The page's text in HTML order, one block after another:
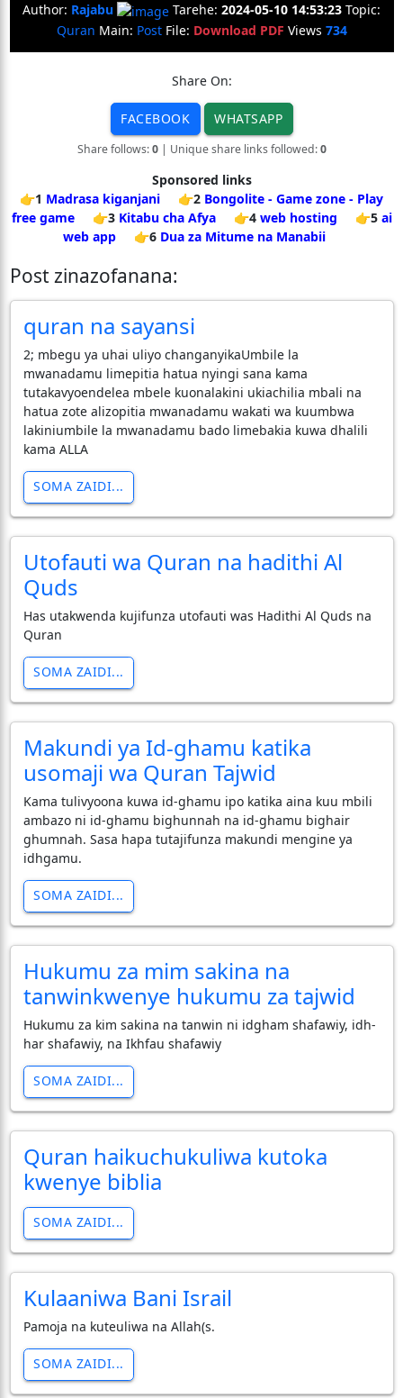
Author: Rajabu Tarehe: 2024-05-10 14:53:23 Topic:
Quran Main: PostFile: Download PDF Views 734
Share On:
FACEBOOK WHATSAPP
Share follows:0| Unique share links followed:0
Sponsored links
👉1 Madrasa kiganjani 👉2 Bongolite - Game zone - Play
free game
👉3 Kitabu cha Afya 👉4 web hosting 👉5 ai
web app
👉6 Dua za Mitume na Manabii
Post zinazofanana:
quran na sayansi
2; mbegu ya uhai uliyo changanyikaUmbile la
mwanadamu limepitia hatua nyingi sana kama
tutakavyoendelea mbele kuonalakini ukiachilia mbali na
hatua zote alizopitia mwanadamu wakati wa kuumbwa
lakiniumbile la mwanadamu bado limebakia kuwa dhalili
kama ALLA
SOMA ZAIDI...
Utofauti wa Quran na hadithi Al
Quds
Has utakwenda kujifunza utofauti was Hadithi Al Quds na
Quran
SOMA ZAIDI...
Makundi ya Id-ghamu katika
usomaji wa Quran Tajwid
Kama tulivyoona kuwa id-ghamu ipo katika aina kuu mbili
ambazo ni id-ghamu bighunnah na id-ghamu bighair
ghumnah. Sasa hapa tutajifunza makundi mengine ya
idhgamu.
SOMA ZAIDI...
Hukumu za mim sakina na
tanwinkwenye hukumu za tajwid
Hukumu za kim sakina na tanwin ni idgham shafawiy, idh-
har shafawiy, na Ikhfau shafawiy
SOMA ZAIDI...
Quran haikuchukuliwa kutoka
kwenye biblia
SOMA ZAIDI...
Kulaaniwa Bani Israil
Pamoja na kuteuliwa na Allah(s.
SOMA ZAIDI...